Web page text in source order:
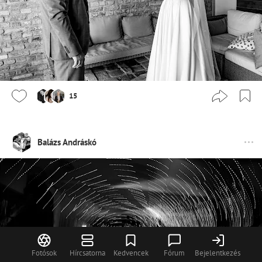
Fotósok Hírcsatorna Kedvencek Fórum Bejelentkezés
15
Balázs Andráskó